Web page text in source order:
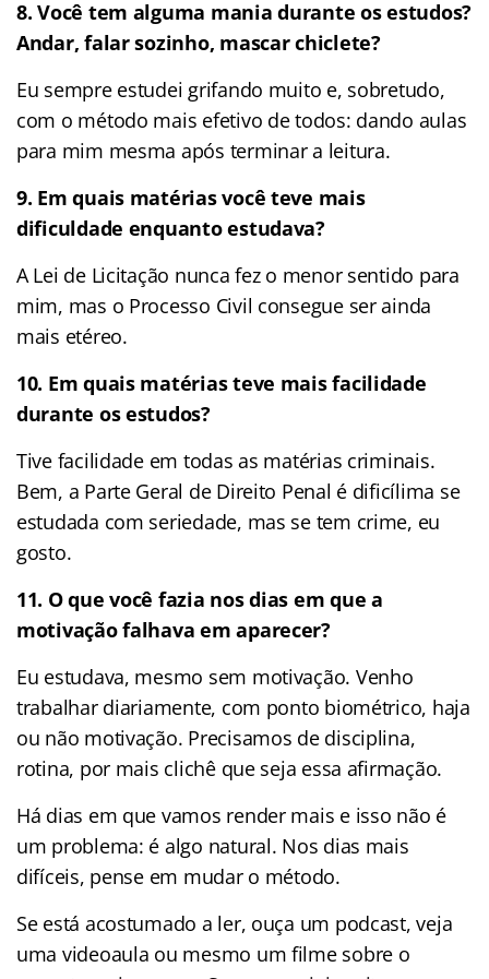
8. Você tem alguma mania durante os estudos?
Andar, falar sozinho, mascar chiclete?
Eu sempre estudei grifando muito e, sobretudo,
com o método mais efetivo de todos: dando aulas
para mim mesma após terminar a leitura.
9. Em quais matérias você teve mais
dificuldade enquanto estudava?
A Lei de Licitação nunca fez o menor sentido para
mim, mas o Processo Civil consegue ser ainda
mais etéreo.
10. Em quais matérias teve mais facilidade
durante os estudos?
Tive facilidade em todas as matérias criminais.
Bem, a Parte Geral de Direito Penal é dificílima se
estudada com seriedade, mas se tem crime, eu
gosto.
11. O que você fazia nos dias em que a
motivação falhava em aparecer?
Eu estudava, mesmo sem motivação. Venho
trabalhar diariamente, com ponto biométrico, haja
ou não motivação. Precisamos de disciplina,
rotina, por mais clichê que seja essa afirmação.
Há dias em que vamos render mais e isso não é
um problema: é algo natural. Nos dias mais
difíceis, pense em mudar o método.
Se está acostumado a ler, ouça um podcast, veja
uma videoaula ou mesmo um filme sobre o